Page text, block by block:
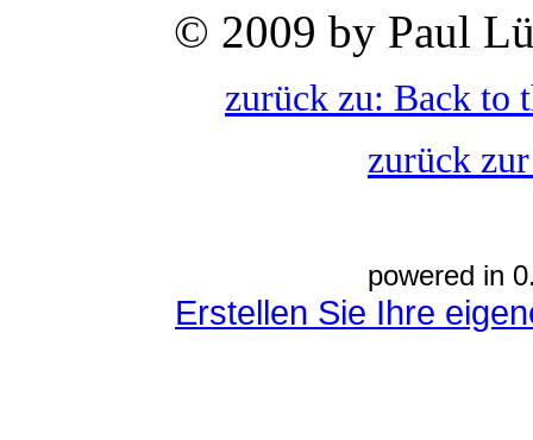
© 2009 by Paul
zurück zu: Back to
zurück
powered in
Erstellen Sie Ihre